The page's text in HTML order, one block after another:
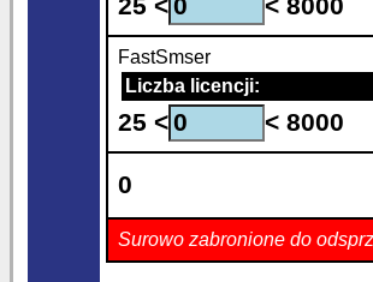
25 < < 8000
FastSmser
Liczba licencji:
25 < < 8000
0
Surowo zabronione do